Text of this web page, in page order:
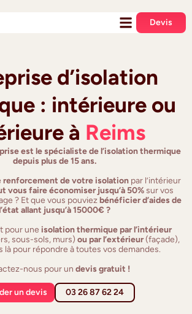
Devis
d’isolation
: intérieure ou
à Reims
est le spécialiste de l’isolation thermique
depuis plus de 15 ans.
renforcement de votre isolationpar l’intérieur
vous faire économiser jusqu’à 50%sur vos
? Et que vous pouviezbénéficier d’aides de
allant jusqu’à 15000€ ?
pour une isolation thermique par l’intérieur
sous-sols, murs) ou par l’extérieur(façade),
là pour répondre à toutes vos demandes.
nous pour un devis gratuit !
un devis 03 26 87 62 24